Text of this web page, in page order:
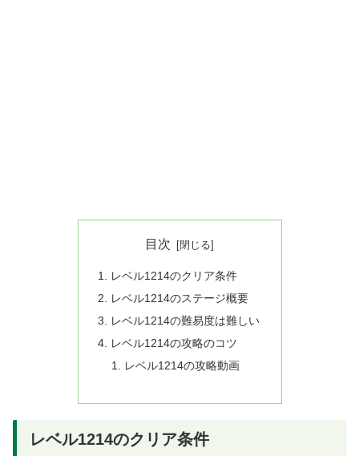
目次
レベル1214のクリア条件
レベル1214のステージ概要
レベル1214の難易度は難しい
レベル1214の攻略のコツ
レベル1214の攻略動画
レベル1214のクリア条件